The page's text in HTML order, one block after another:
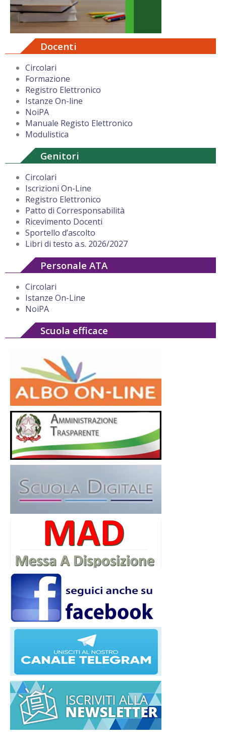
Docenti
Circolari
Formazione
Registro Elettronico
Istanze On-line
NoiPA
Manuale Registo Elettronico
Modulistica
Genitori
Circolari
Iscrizioni On-Line
Registro Elettronico
Patto di Corresponsabilità
Ricevimento Docenti
Sportello d’ascolto
Libri di testo a.s. 2026/2027
Personale ATA
Circolari
Istanze On-Line
NoiPA
Scuola efficace